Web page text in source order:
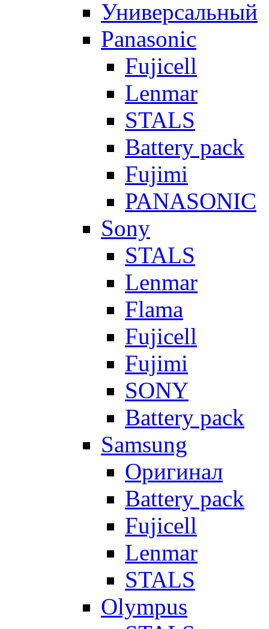
Универсальный
Panasonic
Fujicell
Lenmar
STALS
Battery pack
Fujimi
PANASONIC
Sony
STALS
Lenmar
Flama
Fujicell
Fujimi
SONY
Battery pack
Samsung
Оригинал
Battery pack
Fujicell
Lenmar
STALS
Olympus